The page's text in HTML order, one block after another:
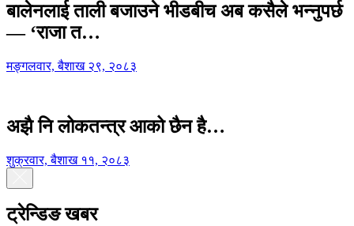
बालेनलाई ताली बजाउने भीडबीच अब कसैले भन्नुपर्छ
— ‘राजा त…
मङ्गलवार, बैशाख २९, २०८३
अझै नि लोकतन्त्र आको छैन है…
शुक्रवार, बैशाख ११, २०८३
ट्रेन्डिङ खबर